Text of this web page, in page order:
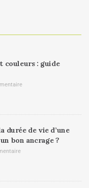
couleurs : guide
durée de vie d’une
bon ancrage ?